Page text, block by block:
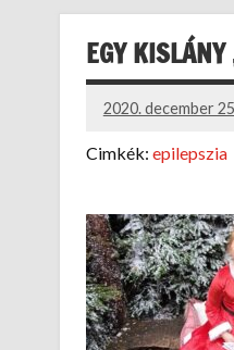
EGY
2020. december
Cimkék: epilepszia